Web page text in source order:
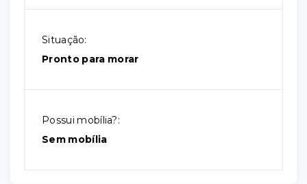
Situação:
Pronto para morar
Possui mobília?:
Sem mobília